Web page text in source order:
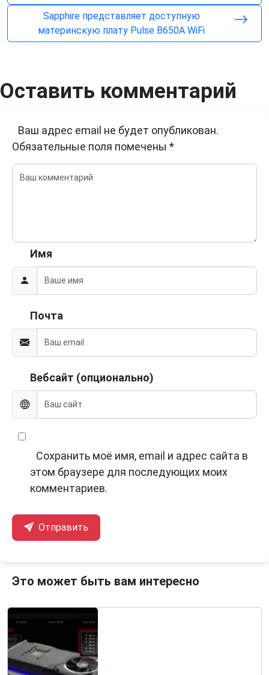
Sapphire представляет доступную
материнскую плату Pulse B650A WiFi
Оставить комментарий
Ваш адрес email не будет опубликован.
Обязательные поля помечены *
Имя
Почта
Вебсайт (опционально)
Сохранить моё имя, email и адрес сайта в
этом браузере для последующих моих
комментариев.
Отправить
Это может быть вам интересно